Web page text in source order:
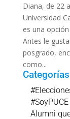
Diana, de 22
Universidad
es una
Antes le
posgrado,
como...
Categorías
#SoyPUCE
Alumni